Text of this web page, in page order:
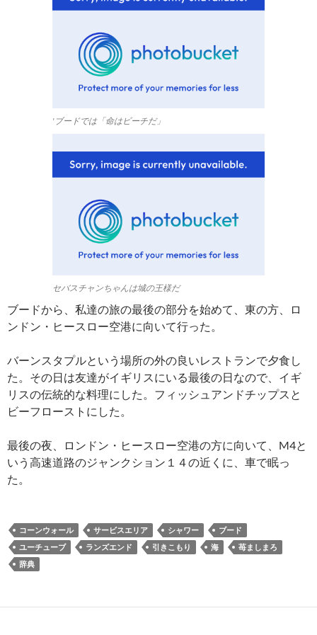
'ブードでは「命はビーチだ」
セバスチャンちゃんは城の王様だ
ブードから、私達の旅の最後の部分を始めて、東の方、ロ
ンドン・ヒースロー空港に向いて行った。
バーンスタプルという場所の外の良いレストランで夕食し
た。その日は友達がイギリスにいる最後の日なので、イギ
リスの伝統的な料理にした。フィッシュアンドチップスと
ビーフローストにした。
最後の夜、ロンドン・ヒースロー空港の方に向いて、M4と
いう高速道路のジャンクション１４の近くに、車で眠っ
た。
コーンウォール サービスエリア シャワー
ブード
ユーチューブ
ランズエンド 引きこもり 海
苺ましまろ
辞典